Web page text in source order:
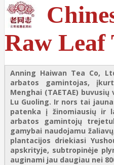
Raw Leaf
Anning Haiwan Tea Co,
arbatos gamintojas,
Menghai (TAETAE)
Lu Guoling. Ir nors tai
patenka į žinomiausių ir
arbatos gamintojų
gamybai naudojamu
plantacijos driekiasi
apskrityje, subtropinėje
auginami jau daugiau nei